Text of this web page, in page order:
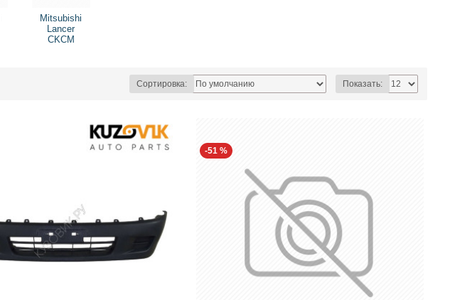
Mitsubishi
Lancer
CKCM
Сортировка: Показать:
-51 %